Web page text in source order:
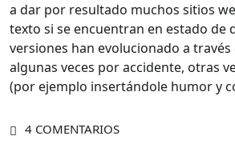
a dar por resultado muchos sitios
texto si se encuentran en estado de
versiones han evolucionado a través
algunas veces por accidente, otras
(por ejemplo insertándole humor y
4 COMENTARIOS